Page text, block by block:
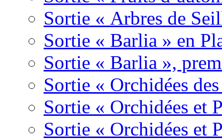
Sortie « Arbres de
Sortie « Barlia » en
Sortie « Barlia »,
Sortie « Orchidées
Sortie « Orchidées et
Sortie « Orchidées et